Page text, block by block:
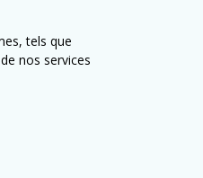
tels que
nos services